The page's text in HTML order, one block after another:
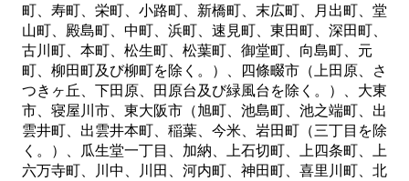
町、寿町、栄町、小路町、新橋町、末広町、月出町、堂
山町、殿島町、中町、浜町、速見町、東田町、深田町、
古川町、本町、松生町、松葉町、御堂町、向島町、元
町、柳田町及び柳町を除く。）、四條畷市（上田原、さ
つきヶ丘、下田原、田原台及び緑風台を除く。）、大東
市、寝屋川市、東大阪市（旭町、池島町、池之端町、出
雲井町、出雲井本町、稲葉、今米、岩田町（三丁目を除
く。）、瓜生堂一丁目、加納、上石切町、上四条町、上
六万寺町、川中、川田、河内町、神田町、喜里川町、北